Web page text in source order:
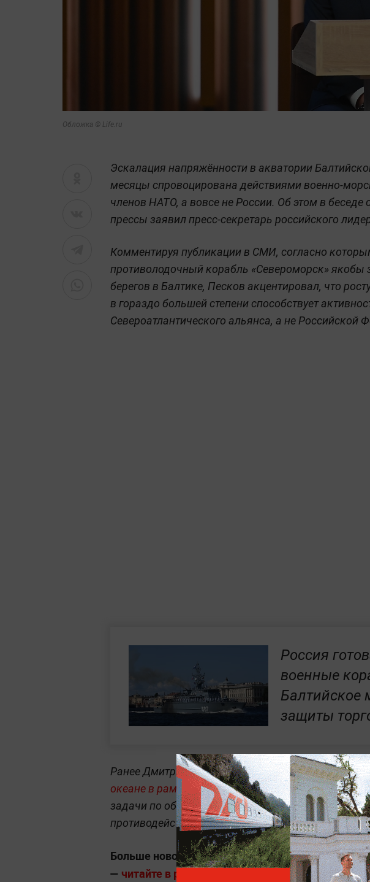
Обложка © Life.ru
Эскалация напряжённости в акватории
месяцы спровоцирована действиями военно-
членов НАТО, а вовсе не России. Об этом в беседе
прессы заявил пресс-секретарь российского
Комментируя публикации в СМИ, согласно
противолодочный корабль «Североморск» якобы
берегов в Балтике, Песков акцентировал, что
в гораздо большей степени способствует
Североатлантического альянса, а не Российской
Россия
военные
Балтийское
защиты
Ранее ДмитрийПесков сообщал, что ВМФ России
океане в рамках международного права.Он
задачи по обеспечению безопасности, в том
противодействием пиратству.
Больше новостей о глобальных событиях и
— читайте в разделе «Мировая политика» на